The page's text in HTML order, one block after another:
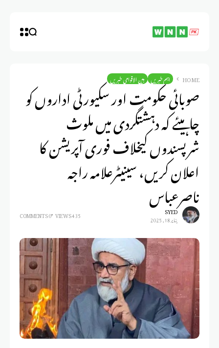
HOME اہم خبریں بین الاقوامی خبریں
صوبائی حکومت اور سکیورٹی اداروں کو
چاہیئے کہ دہشتگردی میں ملوث
شرپسندوں کیخلاف فوری آپریشن کا
اعلان کریں، سینیٹرعلامہ راجہ
ناصرعباس
SYED
يناير 18, 2025 435 VIEWS
0 COMMENTS